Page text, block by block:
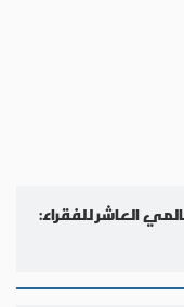
العاشر للفقراء: